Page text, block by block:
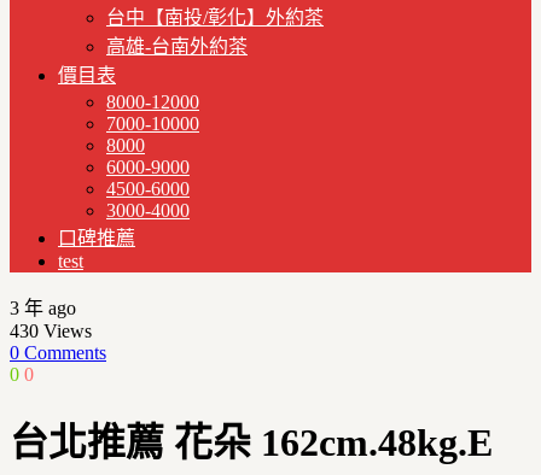
台中【南投/彰化】外約茶
高雄-台南外約茶
價目表
8000-12000
7000-10000
8000
6000-9000
4500-6000
3000-4000
口碑推薦
test
3 年 ago
430 Views
0 Comments
0 0
台北推薦 花朵 162cm.48kg.E